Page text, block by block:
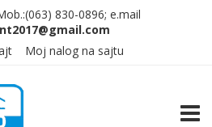
830-0896; e.mail
Moj nalog na sajtu